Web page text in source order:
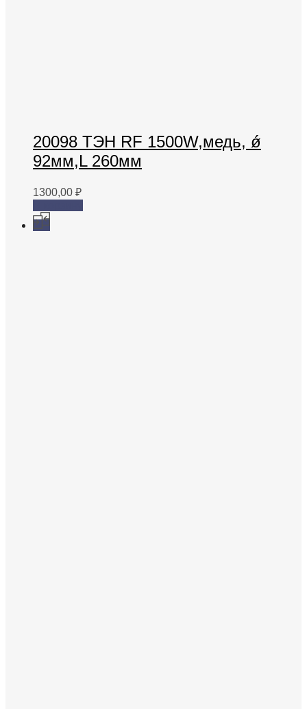
20098 ТЭН RF 1500W,медь, ǿ
92мм,L 260мм
1300,00 ₽